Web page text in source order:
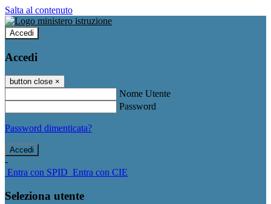
Salta al contenuto
Accedi
Accedi
button close ×
Nome Utente
Password
Password dimenticata?
-
Entra con SPID Entra con CIE
Seleziona utente